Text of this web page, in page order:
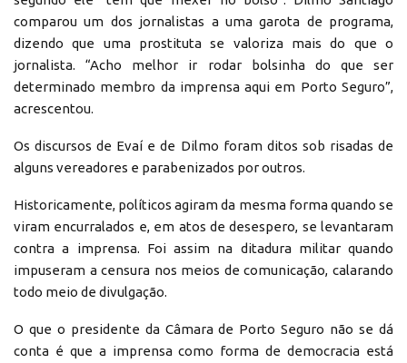
comparou um dos jornalistas a uma garota de programa,
dizendo que uma prostituta se valoriza mais do que o
jornalista. “Acho melhor ir rodar bolsinha do que ser
determinado membro da imprensa aqui em Porto Seguro”,
acrescentou.
Os discursos de Evaí e de Dilmo foram ditos sob risadas de
alguns vereadores e parabenizados por outros.
Historicamente, políticos agiram da mesma forma quando se
viram encurralados e, em atos de desespero, se levantaram
contra a imprensa. Foi assim na ditadura militar quando
impuseram a censura nos meios de comunicação, calarando
todo meio de divulgação.
O que o presidente da Câmara de Porto Seguro não se dá
conta é que a imprensa como forma de democracia está